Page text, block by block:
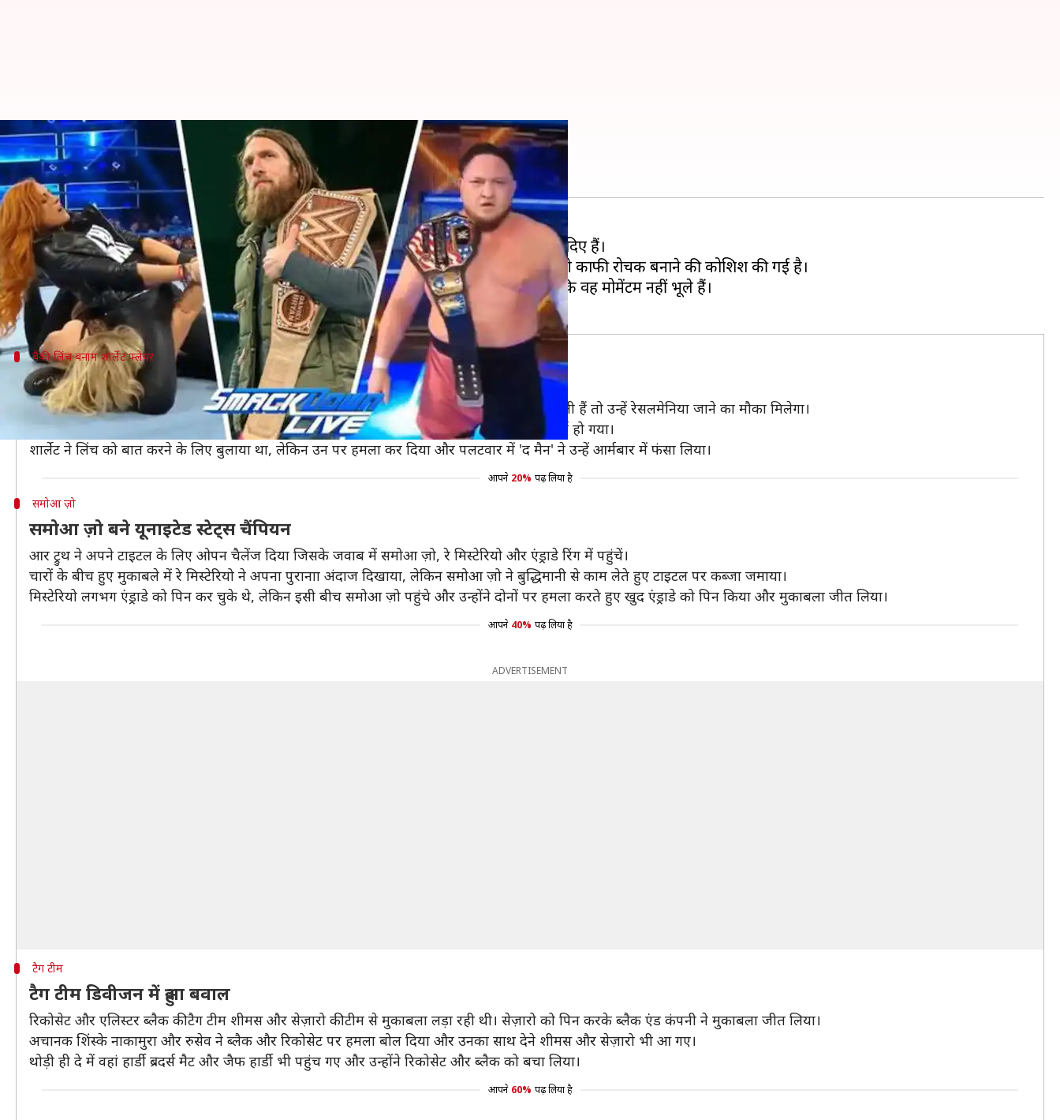
WWE: देखें, स्मैकडाउन लाइव पर हुई टॉप-5 घटनाओं के वीडियो
Neeraj Pandey Mar 06, 2019
क्या है खबर?
WWE का स्मैकडाउन शो इस हफ्ते शानदार रहा। कंपनी ने भविष्य को देखते हुए कई चीजों के संकेत दिए हैं।
लंबे समय से टाइटल के लिए तरस रहे सुपरस्टार टाइटल जितवाया गया तो वहीं विमेंस डिवीजन को भी काफी रोचक बनाने की कोशिश की गई है।
चोट के कारण रिंग से दूर रहने वाले सुपरस्टार की वापसी भी हुई है और उन्होंने आते ही दिखा दिया है कि वह मोमेंटम नहीं भूले हैं।
बैकी लिंच बनाम शार्लेट फ्लेयर
फास्टलेन से पहले हुई 'द मैन' और 'द क्वीन' की भिड़ंत
फास्टलेन पर बैकी लिंच और शार्लेट फ्लेयर के बीच मुकाबला लड़ा जाना है। यदि बैकी यह मुकाबला जीत लेती हैं तो उन्हें रेसलमेनिया जाने का मौका मिलेगा।
हालांकि, उस मुकाबले से पहले ही इस हफ्ते के स्मैकडाउन लाइव शो में लिंच और शार्लेट के बीच माहौल गर्म हो गया।
शार्लेट ने लिंच को बात करने के लिए बुलाया था, लेकिन उन पर हमला कर दिया और पलटवार में 'द मैन' ने उन्हें आर्मबार में फंसा लिया।
आपने 20% पढ़ लिया है
समोआ ज़ो
समोआ ज़ो बने यूनाइटेड स्टेट्स चैंपियन
आर ट्रुथ ने अपने टाइटल के लिए ओपन चैलेंज दिया जिसके जवाब में समोआ ज़ो, रे मिस्टेरियो और एंड्राडे रिंग में पहुंचें।
चारों के बीच हुए मुकाबले में रे मिस्टेरियो ने अपना पुरानाा अंदाज दिखाया, लेकिन समोआ ज़ो ने बुद्धिमानी से काम लेते हुए टाइटल पर कब्जा जमाया।
मिस्टेरियो लगभग एंड्राडे को पिन कर चुके थे, लेकिन इसी बीच समोआ ज़ो पहुंचे और उन्होंने दोनों पर हमला करते हुए खुद एंड्राडे को पिन किया और मुकाबला जीत लिया।
आपने 40% पढ़ लिया है
ADVERTISEMENT
टैग टीम
टैग टीम डिवीजन में हुआ बवाल
रिकोसेट और एलिस्टर ब्लैक की टैग टीम शीमस और सेज़ारो की टीम से मुकाबला लड़ा रही थी। सेज़ारो को पिन करके ब्लैक एंड कंपनी ने मुकाबला जीत लिया।
अचानक शिंस्के नाकामुरा और रुसेव ने ब्लैक और रिकोसेट पर हमला बोल दिया और उनका साथ देने शीमस और सेज़ारो भी आ गए।
थोड़ी ही दे में वहां हार्डी ब्रदर्स मैट और जैफ हार्डी भी पहुंच गए और उन्होंने रिकोसेट और ब्लैक को बचा लिया।
आपने 60% पढ़ लिया है